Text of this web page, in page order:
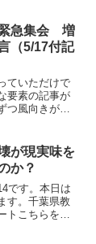
首都東京での
急集会 増
（5/17付記
ていただけで
要素の記事が
つ風向きが変
属してほし
。...
が現実味を
か？
です。本日は
す。千葉県教
トこちらを引